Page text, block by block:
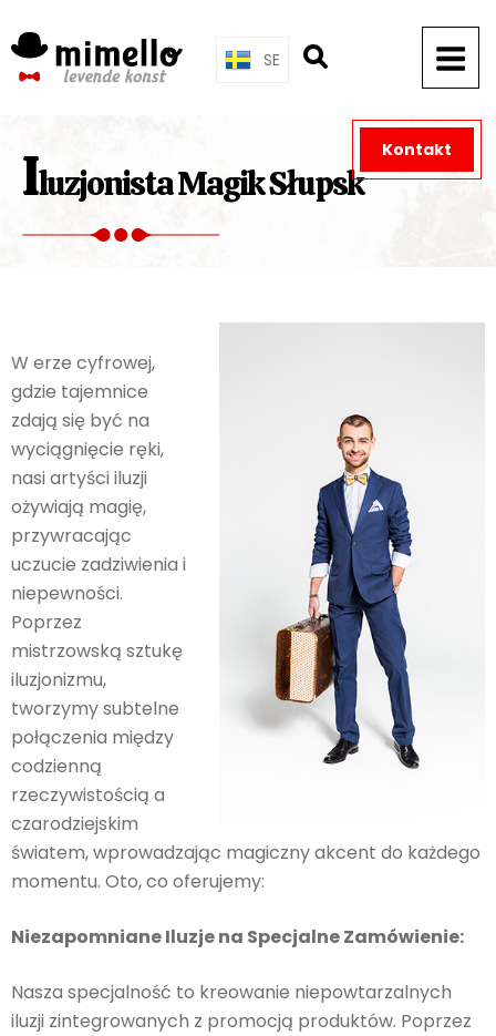
to
content
SE
Iluzjonista Magik Słupsk
W erze cyfrowej,
gdzie tajemnice
zdają się być na
wyciągnięcie ręki,
nasi artyści iluzji
ożywiają magię,
przywracając
uczucie zadziwienia i
niepewności.
Poprzez
mistrzowską sztukę
iluzjonizmu,
tworzymy subtelne
połączenia między
codzienną
rzeczywistością a
czarodziejskim
światem, wprowadzając magiczny akcent do każdego
momentu. Oto, co oferujemy:
Niezapomniane Iluzje na Specjalne Zamówienie:
Nasza specjalność to kreowanie niepowtarzalnych
iluzji zintegrowanych z promocją produktów. Poprzez
Kontakt